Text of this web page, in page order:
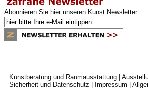
Abonnieren Sie hier unseren Kunst Newsletter
Kunstberatung und Raumausstattung
Sicherheit und Datenschutz
Impressum